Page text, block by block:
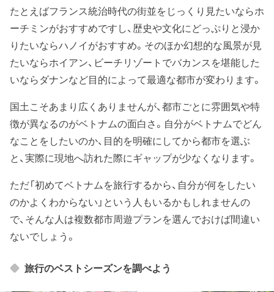
たとえばフランス統治時代の街並をじっくり見たいならホ
ーチミンがおすすめですし、歴史や文化にどっぷりと浸か
りたいならハノイがおすすめ。そのほか幻想的な風景が見
たいならホイアン、ビーチリゾートでバカンスを堪能した
いならダナンなど目的によって最適な都市が変わります。
国土こそあまり広くありませんが、都市ごとに雰囲気や特
徴が異なるのがベトナムの面白さ。自分がベトナムでどん
なことをしたいのか、目的を明確にしてから都市を選ぶ
と、実際に現地へ訪れた際にギャップが少なくなります。
ただ「初めてベトナムを旅行するから、自分が何をしたい
のかよくわからない」という人もいるかもしれませんの
で、そんな人は複数都市周遊プランを選んでおけば間違い
ないでしょう。
旅行のベストシーズンを調べよう